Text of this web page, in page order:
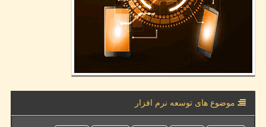
موضوع های توسعه نرم افزار